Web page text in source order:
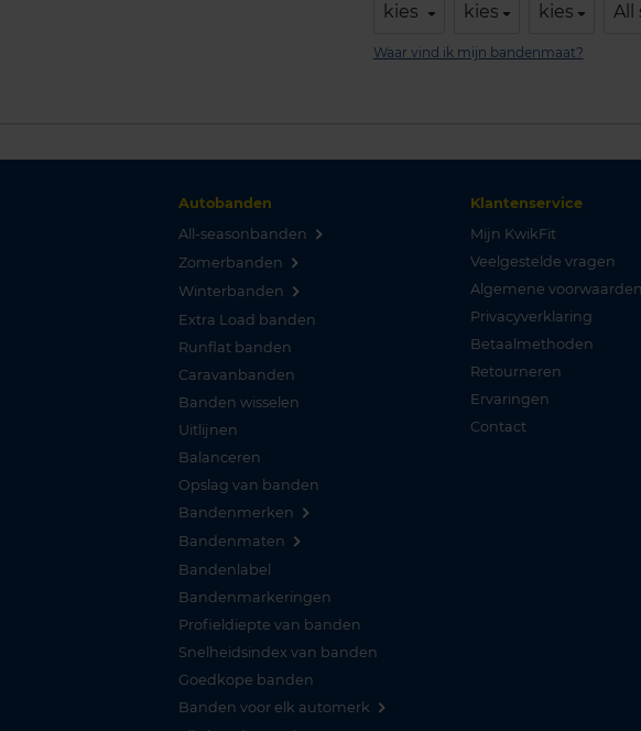
kies kies kies All
Waar vind ik mijn bandenmaat?
Autobanden
All-seasonbanden
Zomerbanden
Winterbanden
Extra Load banden
Runflat banden
Caravanbanden
Banden wisselen
Uitlijnen
Balanceren
Opslag van banden
Bandenmerken
Bandenmaten
Bandenlabel
Bandenmarkeringen
Profieldiepte van banden
Snelheidsindex van banden
Goedkope banden
Banden voor elk automerk
Klantenservice
Mijn KwikFit
Veelgestelde vragen
Algemene voorwaarden
Privacyverklaring
Betaalmethoden
Retourneren
Ervaringen
Contact